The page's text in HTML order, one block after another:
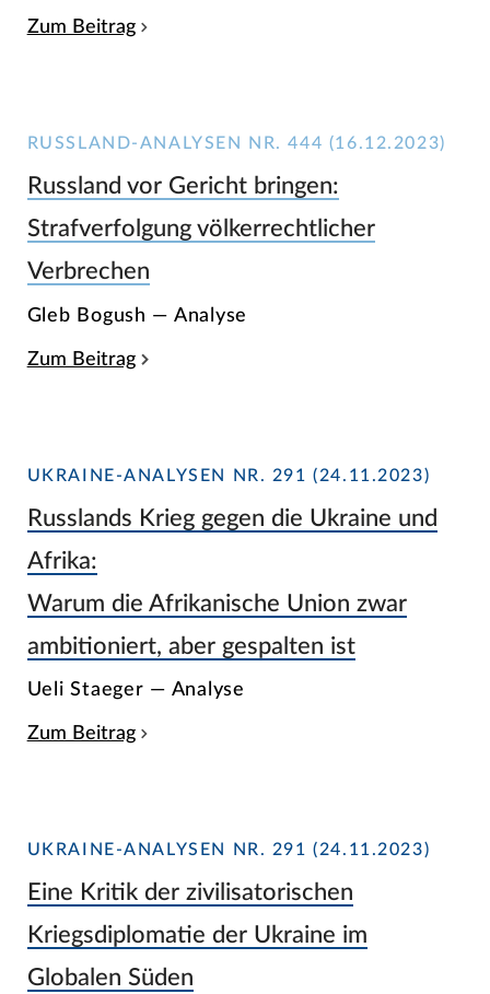
Zum Beitrag
RUSSLAND-ANALYSEN NR. 444 (16.12.2023)
Russland vor Gericht bringen:
Strafverfolgung völkerrechtlicher
Verbrechen
Gleb Bogush — Analyse
Zum Beitrag
UKRAINE-ANALYSEN NR. 291 (24.11.2023)
Russlands Krieg gegen die Ukraine und
Afrika:
Warum die Afrikanische Union zwar
ambitioniert, aber gespalten ist
Ueli Staeger — Analyse
Zum Beitrag
UKRAINE-ANALYSEN NR. 291 (24.11.2023)
Eine Kritik der zivilisatorischen
Kriegsdiplomatie der Ukraine im
Globalen Süden